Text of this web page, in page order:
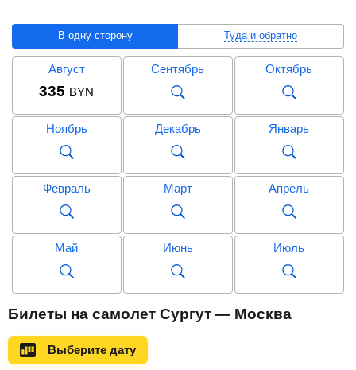
В одну сторону Туда и обратно
Август
335 BYN
Сентябрь Октябрь
Ноябрь Декабрь Январь
Февраль Март Апрель
Май Июнь Июль
Сентябрь
Ноябрь
Билеты на самолет Сургут — Москва
Выберите дату